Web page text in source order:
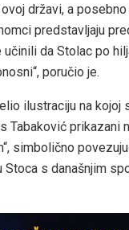
državi, a
predstavljaju
učinili da Stolac po
poručio je.
ilustraciju na kojoj
Tabaković prikazani
simbolično
Stoca s današnjim